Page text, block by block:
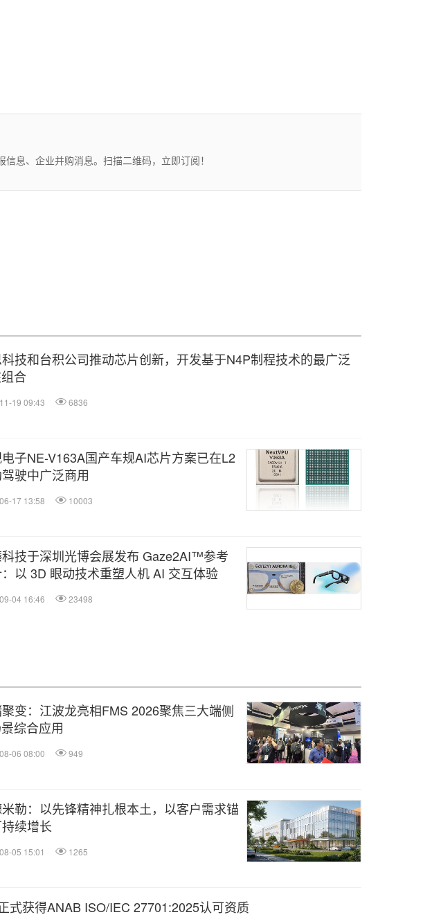
息、企业并购消息。扫描二维码，立即订阅！
技和台积公司推动芯片创新，开发基于N4P制程技术的最广泛
合
19 09:43 6836
子NE-V163A国产车规AI芯片方案已在L2
驶中广泛商用
17 13:58 10003
科技于深圳光博会展发布 Gaze2AI™参考
以 3D 眼动技术重塑人机 AI 交互体验
04 16:46 23498
变：江波龙亮相FMS 2026聚焦三大端侧
综合应用
06 08:00 949
勒：以先锋精神扎根本土，以客户需求锚
续增长
05 15:01 1265
式获得ANAB ISO/IEC 27701:2025认可资质